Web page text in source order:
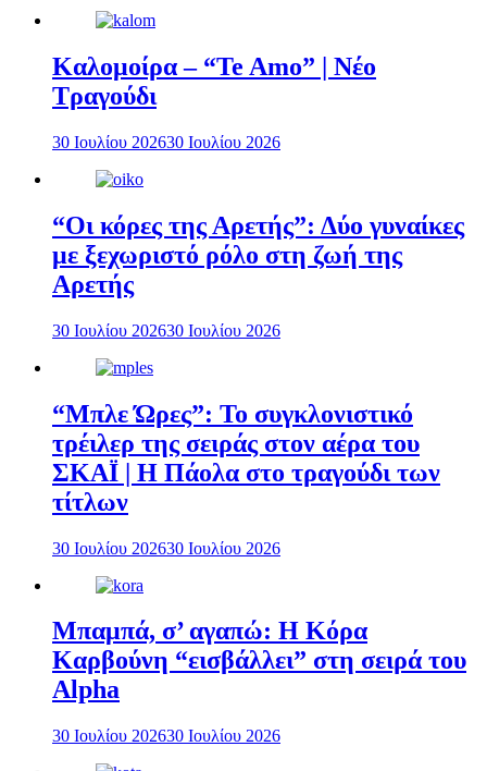
Καλομοίρα – “Te Amo” | Νέο
Τραγούδι
30 Ιουλίου 202630 Ιουλίου 2026
“Οι κόρες της Αρετής”: Δύο γυναίκες
με ξεχωριστό ρόλο στη ζωή της
Αρετής
30 Ιουλίου 202630 Ιουλίου 2026
“Μπλε Ώρες”: Το συγκλονιστικό
τρέιλερ της σειράς στον αέρα του
ΣΚΑΪ | Η Πάολα στο τραγούδι των
τίτλων
30 Ιουλίου 202630 Ιουλίου 2026
Μπαμπά, σ’ αγαπώ: Η Κόρα
Καρβούνη “εισβάλλει” στη σειρά του
Alpha
30 Ιουλίου 202630 Ιουλίου 2026